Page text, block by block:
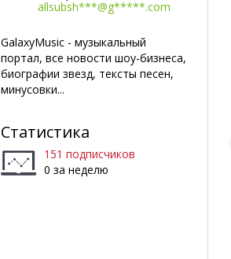
allsubsh***@g*****.com
GalaxyMusic - музыкальный
портал, все новости шоу-бизнеса,
биографии звезд, тексты песен,
минусовки...
Статистика
151 подписчиков
0 за неделю